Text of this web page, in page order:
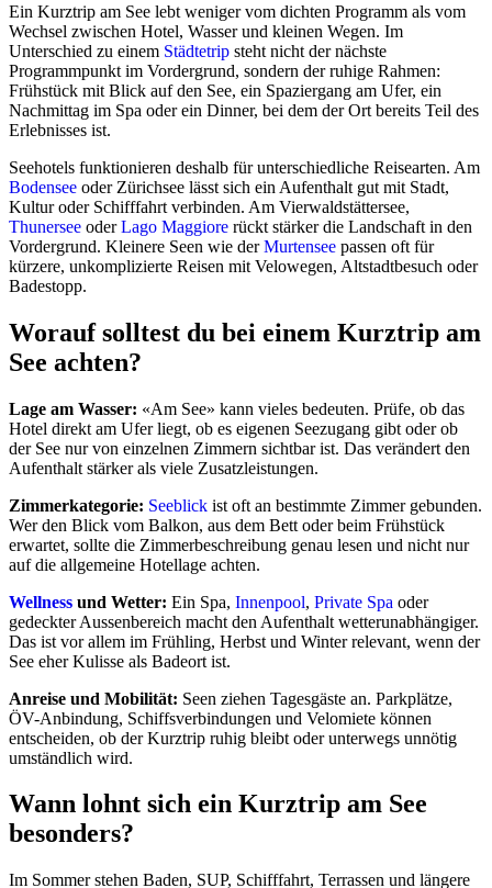
Ein Kurztrip am See lebt weniger vom dichten Programm als vom
Wechsel zwischen Hotel, Wasser und kleinen Wegen. Im
Unterschied zu einem Städtetrip steht nicht der nächste
Programmpunkt im Vordergrund, sondern der ruhige Rahmen:
Frühstück mit Blick auf den See, ein Spaziergang am Ufer, ein
Nachmittag im Spa oder ein Dinner, bei dem der Ort bereits Teil des
Erlebnisses ist.
Seehotels funktionieren deshalb für unterschiedliche Reisearten. Am
Bodensee oder Zürichsee lässt sich ein Aufenthalt gut mit Stadt,
Kultur oder Schifffahrt verbinden. Am Vierwaldstättersee,
Thunersee oderLago Maggiore rückt stärker die Landschaft in den
Vordergrund. Kleinere Seen wie derMurtensee passen oft für
kürzere, unkomplizierte Reisen mit Velowegen, Altstadtbesuch oder
Badestopp.
Worauf solltest du bei einem Kurztrip am
See achten?
Lage am Wasser: «Am See» kann vieles bedeuten. Prüfe, ob das
Hotel direkt am Ufer liegt, ob es eigenen Seezugang gibt oder ob
der See nur von einzelnen Zimmern sichtbar ist. Das verändert den
Aufenthalt stärker als viele Zusatzleistungen.
Zimmerkategorie: Seeblick ist oft an bestimmte Zimmer gebunden.
Wer den Blick vom Balkon, aus dem Bett oder beim Frühstück
erwartet, sollte die Zimmerbeschreibung genau lesen und nicht nur
auf die allgemeine Hotellage achten.
Wellness und Wetter: Ein Spa, Innenpool, Private Spa oder
gedeckter Aussenbereich macht den Aufenthalt wetterunabhängiger.
Das ist vor allem im Frühling, Herbst und Winter relevant, wenn der
See eher Kulisse als Badeort ist.
Anreise und Mobilität: Seen ziehen Tagesgäste an. Parkplätze,
ÖV-Anbindung, Schiffsverbindungen und Velomiete können
entscheiden, ob der Kurztrip ruhig bleibt oder unterwegs unnötig
umständlich wird.
Wann lohnt sich ein Kurztrip am See
besonders?
Im Sommer stehen Baden, SUP, Schifffahrt, Terrassen und längere